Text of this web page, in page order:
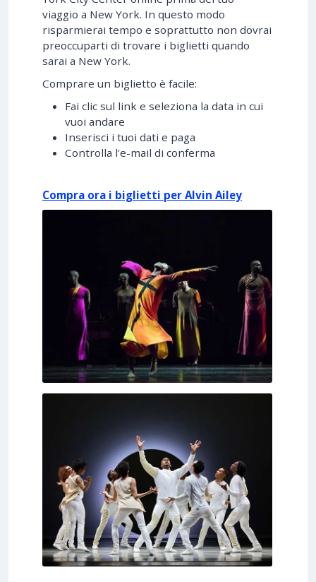
viaggio a New York. In questo modo
risparmierai tempo e soprattutto non dovrai
preoccuparti di trovare i biglietti quando
sarai a New York.
Comprare un biglietto è facile:
Fai clic sul link e seleziona la data in cui
vuoi andare
Inserisci i tuoi dati e paga
Controlla l'e-mail di conferma
Compra ora i biglietti per Alvin Ailey